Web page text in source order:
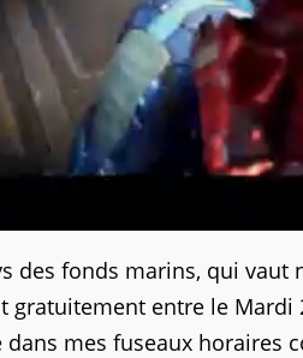
des fonds marins, qui
gratuitement entre le Mardi
mes fuseaux horaires